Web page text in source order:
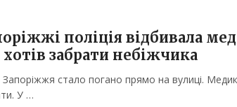
поліція відбивала
забрати небіжчика
стало погано прямо на вулиці.
У …